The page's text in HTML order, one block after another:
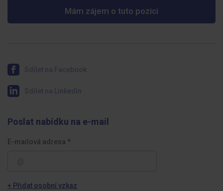
Mám zájem o tuto pozici
Poslat nabídku na e-mail
E-mailová adresa
+ Přidat osobní vzkaz